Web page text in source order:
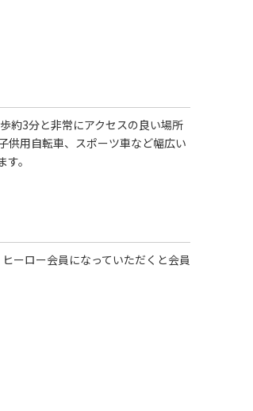
約3分と非常にアクセスの良い場所
供用自転車、スポーツ車など幅広い
。
ーロー会員になっていただくと会員